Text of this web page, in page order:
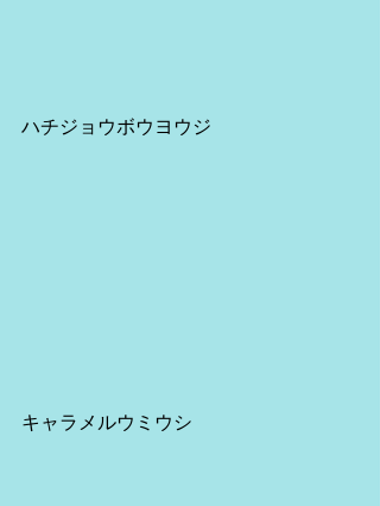
ハチジョウボウヨウジ
キャラメルウミウシ